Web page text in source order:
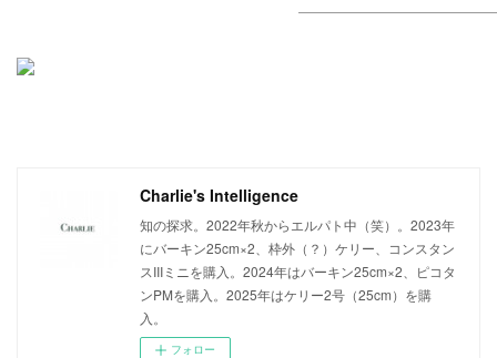
Charlie's Intelligence
知の探求。2022年秋からエルパト中（笑）。2023年
にバーキン25cm×2、枠外（？）ケリー、コンスタン
スIIIミニを購入。2024年はバーキン25cm×2、ピコタ
ンPMを購入。2025年はケリー2号（25cm）を購
入。
フォロー